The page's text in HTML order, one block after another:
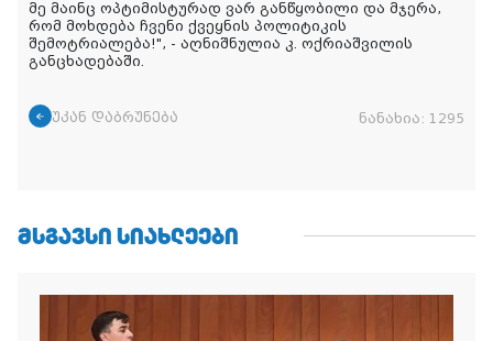
მე მაინც ოპტიმისტურად ვარ განწყობილი და მჯერა,
რომ მოხდება ჩვენი ქვეყნის პოლიტიკის
შემოტრიალება!", - აღნიშნულია კ. ოქრიაშვილის
განცხადებაში.
უკან დაბრუნება ნანახია: 1295
ᲛᲡᲒᲐᲕᲡᲘ ᲡᲘᲐᲮᲚᲔᲔᲑᲘ